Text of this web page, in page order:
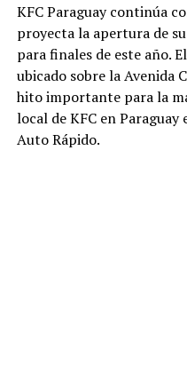
KFC Paraguay continúa
proyecta la apertura de
para finales de este año.
ubicado sobre la Avenida
hito importante para la
local de KFC en
Auto Rápido.